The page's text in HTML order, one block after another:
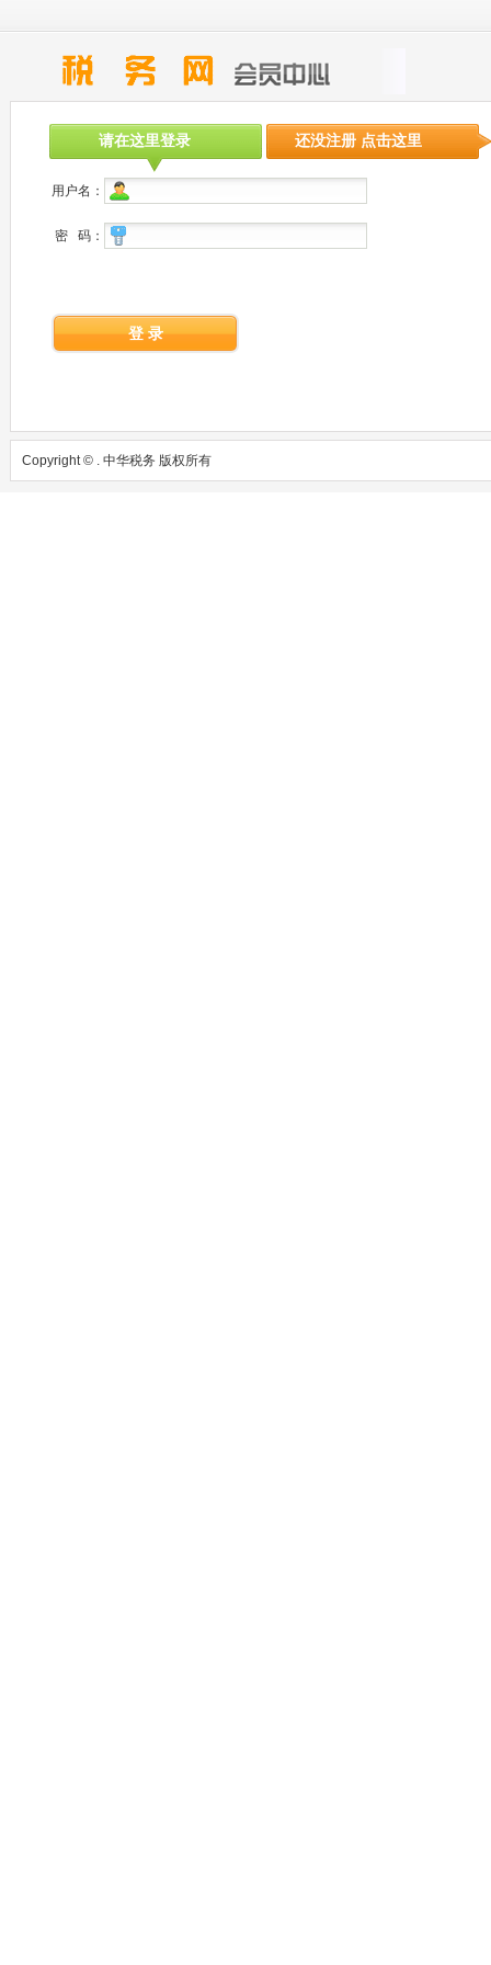
请在这里登录 还没注册 点击这里
用户名：
密 码：
登 录
Copyright © . 中华税务 版权所有